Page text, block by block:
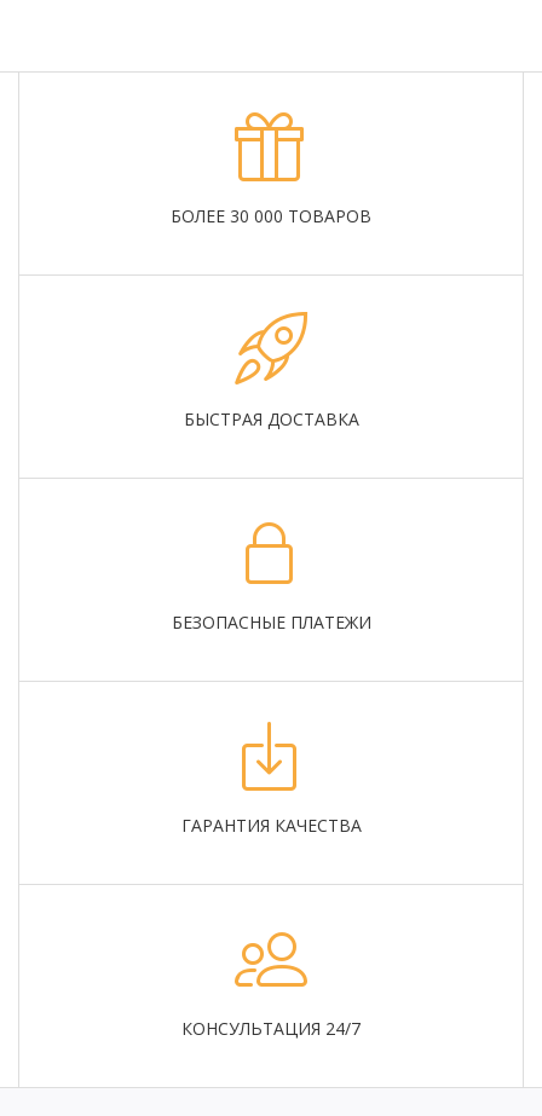
БОЛЕЕ 30 000 ТОВАРОВ
БЫСТРАЯ ДОСТАВКА
БЕЗОПАСНЫЕ ПЛАТЕЖИ
ГАРАНТИЯ КАЧЕСТВА
КОНСУЛЬТАЦИЯ 24/7